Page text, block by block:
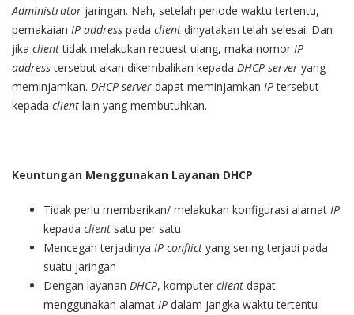
Administrator jaringan. Nah, setelah periode waktu tertentu,
pemakaian IP address pada client dinyatakan telah selesai. Dan
jika clienttidak melakukan request ulang, maka nomor IP
addresstersebut akan dikembalikan kepada DHCP server yang
meminjamkan. DHCP server dapat meminjamkan IPtersebut
kepada client lain yang membutuhkan.
Keuntungan Menggunakan Layanan DHCP
Tidak perlu memberikan/ melakukan konfigurasi alamat IP
kepada client satu per satu
Mencegah terjadinya IP conflict yang sering terjadi pada
suatu jaringan
Dengan layanan DHCP, komputer client dapat
menggunakan alamat IP dalam jangka waktu tertentu